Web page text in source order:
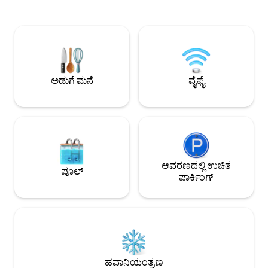
ಬೆಳಕು ಮತ್ತು ಹೊರಾಂಗಣ ಭಾವನೆಯನ್ನು
ಹೊಂದಿರುವ ವಿಶಾಲವಾದ ಮತ್ತು ತೆರೆದ
ಯೋಜನೆಯಾಗಿವೆ. ಆದಾಗ್ಯೂ, ದಿ ಮೂಟ್ ಎಂದು
ಕರೆಯಲ್ಪಡುವ ಪರ್ವತ ಮತ್ತು ಕಣಿವೆಯ ನಂಬಲಾಗದ
ಸ್ಥಳವಿಲ್ಲ. ಆರಾಮದಾಯಕ, ಸುಲಭವಾದ ಆರೈಕೆ
ಉತ್ತಮ ಸಂವಹನವು ನಮಗೆ ಮುಖ್ಯವಾಗಿದೆ ಮತ್ತು
ನಾವು ಸಾಧ್ಯವಾದಷ್ಟು ಬೇಗ ಪ್ರತಿಕ್ರಿಯಿಸುತ್ತೇವೆ.
ಪ್ರಯಾಣ, ಆಕರ್ಷಣೆಗಳು, ಭೇಟಿ ನೀಡಬೇಕಾದ
ಸ್ಥಳಗಳು ಮತ್ತು ನಿಮಗೆ ಆಸಕ್ತಿಯಿರುವ ಎಲ್ಲದಕ್ಕೂ
ನಾವು ಸಂತೋಷಪಡುತ್ತೇವೆ. ಪ್ರಿಟೋರಿಯಾದ ಅತ್ಯಂತ
ಕಡಿದಾದ ಡ್ರೈವ್‌ವೇಯ ಮೇಲ್ಭಾಗದಲ್ಲಿದೆ. ಇದು
ಹೆದ್ದಾರಿ, ವಿಶ್ವವಿದ್ಯಾಲಯ, ಆಸ್ಪತ್ರೆಗಳು, ರಾಯಭಾರ
ಕಚೇರಿಗಳು ಮತ್ತು ಸೌಲಭ್ಯಗಳಿಗೆ ಹತ್ತಿರದಲ್ಲಿದೆ. ರಸ್ತೆಯ
ಕೆಳಗಿರುವ ಅಂಗಡಿಗಳು, ಕೆಫೆಗಳು ಮತ್ತು
ಬೋಮಾದಲ್ಲಿ ಬಿರುಕಿನ
ಸಿಟಿ ಲೈಟ್‌ಗಳು ಮತ್ತು
ನಕ್ಷತ್ರಗಳ ಕಂಬಳಿಯ
ಸೌರ ವಿದ್ಯುತ್
ಅಡುಗೆ ಮನೆ ವೈಫೈ
ಪೂಲ್
ಆವರಣದಲ್ಲಿ ಉಚಿತ
ಪಾರ್ಕಿಂಗ್
ಹವಾನಿಯಂತ್ರಣ